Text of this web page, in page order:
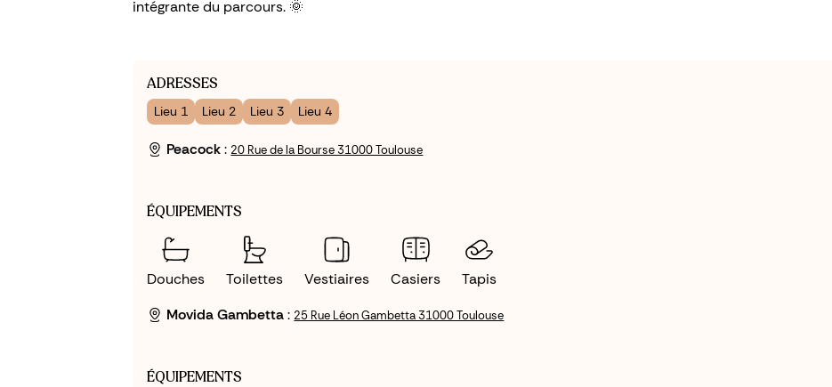
intégrante du parcours. 🌞
ADRESSES
Lieu 1 Lieu 2 Lieu 3 Lieu 4
Peacock: 20 Rue de la Bourse 31000 Toulouse
ÉQUIPEMENTS
Douches Toilettes Vestiaires Casiers
Tapis
Movida Gambetta: 25 Rue Léon Gambetta 31000 Toulouse
ÉQUIPEMENTS